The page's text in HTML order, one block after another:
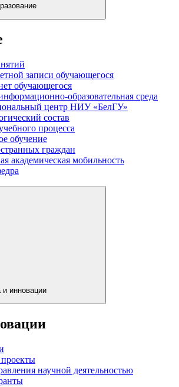
записи обучающегося
обучающегося
образовательная среда
центр НИУ «БелГУ»
состав
процесса
обучение
граждан
академическая мобильность
и инновации
научной деятельностью